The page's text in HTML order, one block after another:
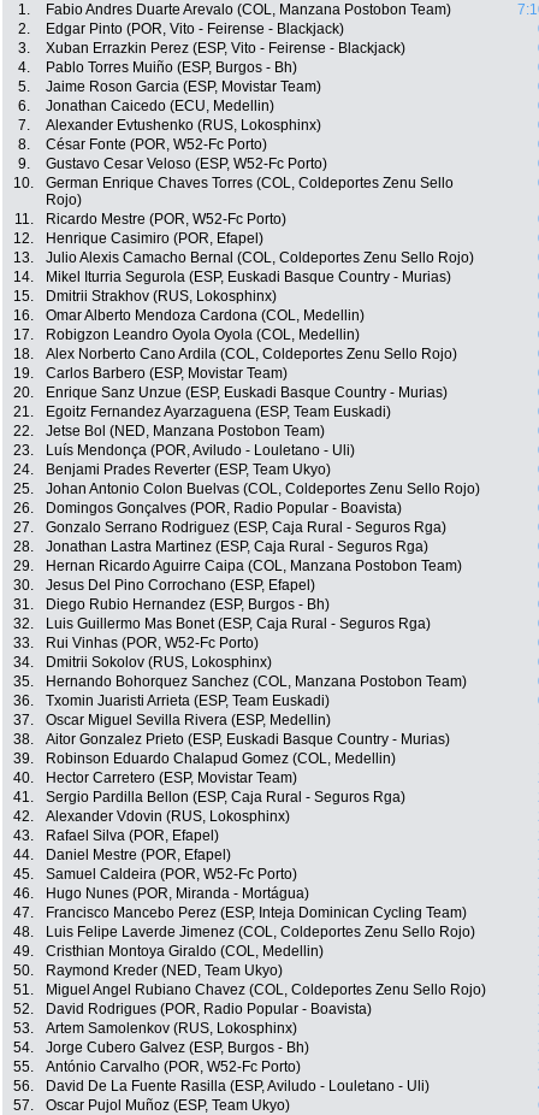
1. Fabio Andres Duarte Arevalo (COL, Manzana Postobon Team)
2.
Edgar Pinto (POR, Vito - Feirense - Blackjack)
3.
Xuban Errazkin Perez (ESP, Vito - Feirense - Blackjack)
4.
Pablo Torres Muiño (ESP, Burgos - Bh)
5.
Jaime Roson Garcia (ESP, Movistar Team)
6.
Jonathan Caicedo (ECU, Medellin)
7.
Alexander Evtushenko (RUS, Lokosphinx)
8.
César Fonte (POR, W52-Fc Porto)
9.
Gustavo Cesar Veloso (ESP, W52-Fc Porto)
10.
German Enrique Chaves Torres (COL, Coldeportes Zenu Sello
Rojo)
11. Ricardo Mestre (POR, W52-Fc Porto)
12.
Henrique Casimiro (POR, Efapel)
13.
Julio Alexis Camacho Bernal (COL, Coldeportes Zenu Sello Rojo)
14.
Mikel Iturria Segurola (ESP, Euskadi Basque Country - Murias)
15.
Dmitrii Strakhov (RUS, Lokosphinx)
16.
Omar Alberto Mendoza Cardona (COL, Medellin)
17.
Robigzon Leandro Oyola Oyola (COL, Medellin)
18.
Alex Norberto Cano Ardila (COL, Coldeportes Zenu Sello Rojo)
19.
Carlos Barbero (ESP, Movistar Team)
20.
Enrique Sanz Unzue (ESP, Euskadi Basque Country - Murias)
21.
Egoitz Fernandez Ayarzaguena (ESP, Team Euskadi)
22.
Jetse Bol (NED, Manzana Postobon Team)
23.
Luís Mendonça (POR, Aviludo - Louletano - Uli)
24.
Benjami Prades Reverter (ESP, Team Ukyo)
25.
Johan Antonio Colon Buelvas (COL, Coldeportes Zenu Sello Rojo)
26.
Domingos Gonçalves (POR, Radio Popular - Boavista)
27.
Gonzalo Serrano Rodriguez (ESP, Caja Rural - Seguros Rga)
28.
Jonathan Lastra Martinez (ESP, Caja Rural - Seguros Rga)
29.
Hernan Ricardo Aguirre Caipa (COL, Manzana Postobon Team)
30.
Jesus Del Pino Corrochano (ESP, Efapel)
31.
Diego Rubio Hernandez (ESP, Burgos - Bh)
32.
Luis Guillermo Mas Bonet (ESP, Caja Rural - Seguros Rga)
33.
Rui Vinhas (POR, W52-Fc Porto)
34.
Dmitrii Sokolov (RUS, Lokosphinx)
35.
Hernando Bohorquez Sanchez (COL, Manzana Postobon Team)
36.
Txomin Juaristi Arrieta (ESP, Team Euskadi)
37.
Oscar Miguel Sevilla Rivera (ESP, Medellin)
38.
Aitor Gonzalez Prieto (ESP, Euskadi Basque Country - Murias)
39.
Robinson Eduardo Chalapud Gomez (COL, Medellin)
40.
Hector Carretero (ESP, Movistar Team)
41.
Sergio Pardilla Bellon (ESP, Caja Rural - Seguros Rga)
42.
Alexander Vdovin (RUS, Lokosphinx)
43.
Rafael Silva (POR, Efapel)
44.
Daniel Mestre (POR, Efapel)
45.
Samuel Caldeira (POR, W52-Fc Porto)
46.
Hugo Nunes (POR, Miranda - Mortágua)
47.
Francisco Mancebo Perez (ESP, Inteja Dominican Cycling Team)
48.
Luis Felipe Laverde Jimenez (COL, Coldeportes Zenu Sello Rojo)
49.
Cristhian Montoya Giraldo (COL, Medellin)
50.
Raymond Kreder (NED, Team Ukyo)
51.
Miguel Angel Rubiano Chavez (COL, Coldeportes Zenu Sello Rojo)
52.
David Rodrigues (POR, Radio Popular - Boavista)
53.
Artem Samolenkov (RUS, Lokosphinx)
54.
Jorge Cubero Galvez (ESP, Burgos - Bh)
55.
António Carvalho (POR, W52-Fc Porto)
56.
David De La Fuente Rasilla (ESP, Aviludo - Louletano - Uli)
57.
Oscar Pujol Muñoz (ESP, Team Ukyo)